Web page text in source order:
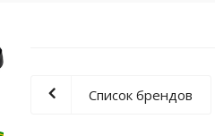
Список брендов